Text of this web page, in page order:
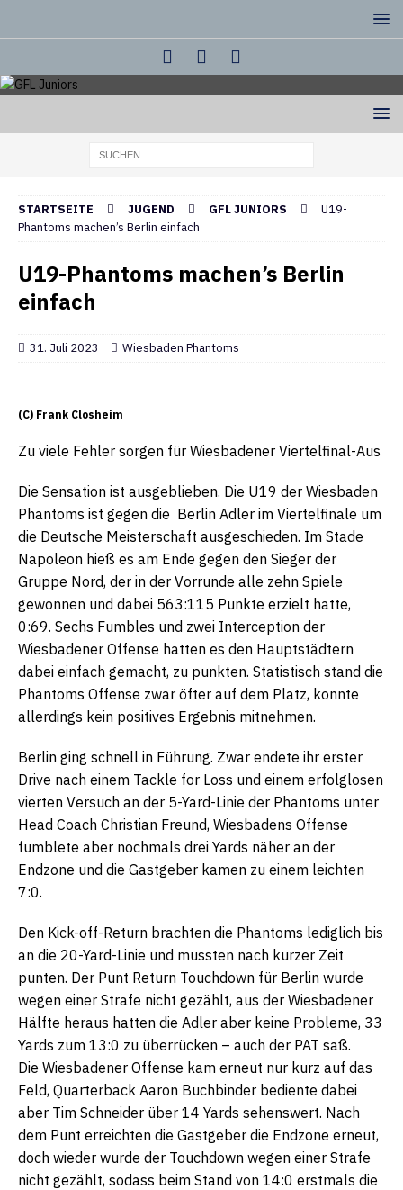
STARTSEITE JUGEND GFL JUNIORS
U19-
Phantoms machen’s Berlin einfach
U19-Phantoms machen’s Berlin
einfach
31. Juli 2023 Wiesbaden Phantoms
(C) Frank Closheim
Zu viele Fehler sorgen für Wiesbadener Viertelfinal-Aus
Die Sensation ist ausgeblieben. Die U19 der Wiesbaden
Phantoms ist gegen die Berlin Adler im Viertelfinale um
die Deutsche Meisterschaft ausgeschieden. Im Stade
Napoleon hieß es am Ende gegen den Sieger der
Gruppe Nord, der in der Vorrunde alle zehn Spiele
gewonnen und dabei 563:115 Punkte erzielt hatte,
0:69. Sechs Fumbles und zwei Interception der
Wiesbadener Offense hatten es den Hauptstädtern
dabei einfach gemacht, zu punkten. Statistisch stand die
Phantoms Offense zwar öfter auf dem Platz, konnte
allerdings kein positives Ergebnis mitnehmen.
Berlin ging schnell in Führung. Zwar endete ihr erster
Drive nach einem Tackle for Loss und einem erfolglosen
vierten Versuch an der 5-Yard-Linie der Phantoms unter
Head Coach Christian Freund, Wiesbadens Offense
fumblete aber nochmals drei Yards näher an der
Endzone und die Gastgeber kamen zu einem leichten
7:0.
Den Kick-off-Return brachten die Phantoms lediglich bis
an die 20-Yard-Linie und mussten nach kurzer Zeit
punten. Der Punt Return Touchdown für Berlin wurde
wegen einer Strafe nicht gezählt, aus der Wiesbadener
Hälfte heraus hatten die Adler aber keine Probleme, 33
Yards zum 13:0 zu überrücken – auch der PAT saß.
Die Wiesbadener Offense kam erneut nur kurz auf das
Feld, Quarterback Aaron Buchbinder bediente dabei
aber Tim Schneider über 14 Yards sehenswert. Nach
dem Punt erreichten die Gastgeber die Endzone erneut,
doch wieder wurde der Touchdown wegen einer Strafe
nicht gezählt, sodass beim Stand von 14:0 erstmals die